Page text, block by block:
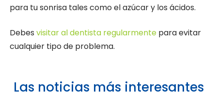
para tu sonrisa tales como el azúcar y los ácidos.
Debes visitar al dentista regularmente para evitar
cualquier tipo de problema.
Las noticias más interesantes